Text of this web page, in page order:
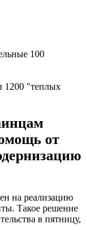
1200 "теплых
от
на реализацию
Такое решение
в пятницу,